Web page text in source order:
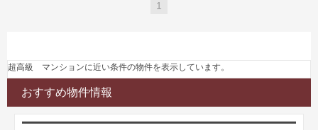
1
超高級 マンションに近い条件の物件を表示しています。
おすすめ物件情報